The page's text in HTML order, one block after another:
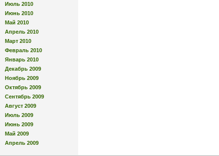
Июль 2010
Июнь 2010
Май 2010
Апрель 2010
Март 2010
Февраль 2010
Январь 2010
Декабрь 2009
Ноябрь 2009
Октябрь 2009
Сентябрь 2009
Август 2009
Июль 2009
Июнь 2009
Май 2009
Апрель 2009